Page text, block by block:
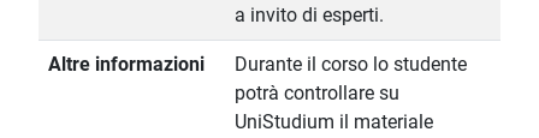
a invito di esperti.
Altre informazioni
Durante il corso lo studente
potrà controllare su
UniStudium il materiale